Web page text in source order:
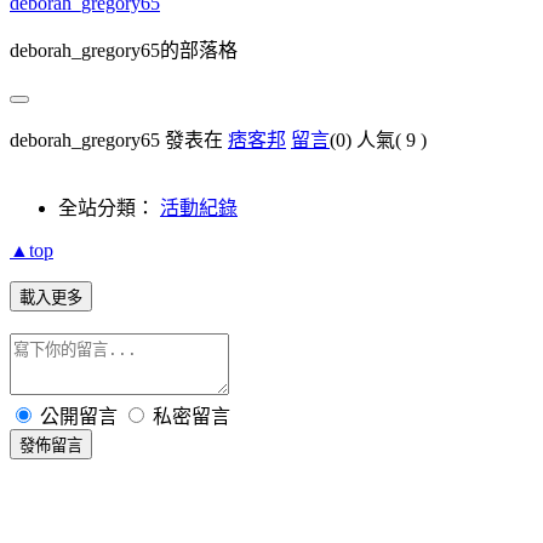
deborah_gregory65的部落格
deborah_gregory65 發表在 痞客邦 留言(0) 人氣( 9 )
全站分類： 活動紀錄
▲top
載入更多
公開留言 私密留言
發佈留言